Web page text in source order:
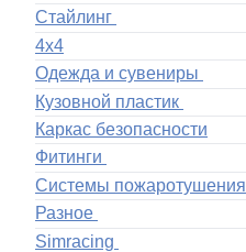
Стайлинг
4x4
Одежда и сувениры
Кузовной пластик
Каркас безопасности
Фитинги
Системы пожаротушения
Разное
Simracing